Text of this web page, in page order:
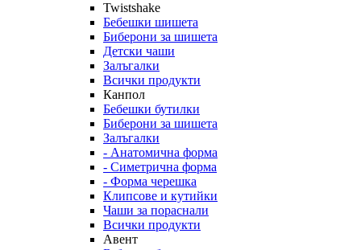
Twistshake
Бебешки шишета
Биберони за шишета
Детски чаши
Залъгалки
Всички продукти
Канпол
Бебешки бутилки
Биберони за шишета
Залъгалки
- Анатомична форма
- Симетрична форма
- Форма черешка
Клипсове и кутийки
Чаши за пораснали
Всички продукти
Авент